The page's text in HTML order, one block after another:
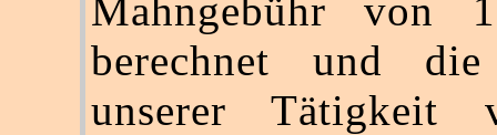
Mahngebühr von
berechnet und die
unserer Tätigkeit